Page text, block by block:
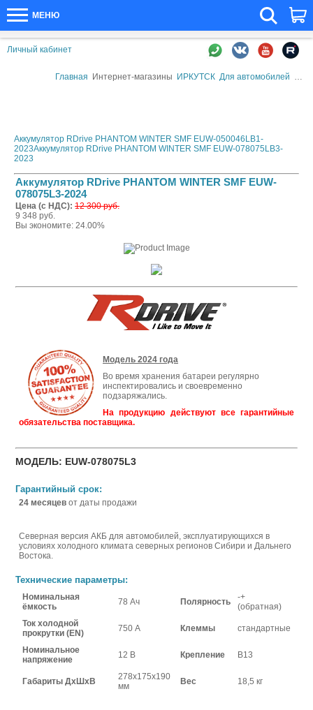
МЕНЮ
Личный кабинет
Главная Интернет-магазины ИРКУТСК Для автомобилей
Аккумулятор RDrive PHANTOM WINTER SMF EUW-050046LB1-
2023Аккумулятор RDrive PHANTOM WINTER SMF EUW-078075LB3-
2023
Аккумулятор RDrive PHANTOM WINTER SMF EUW-
078075L3-2024
Цена (с НДС): 12 300 руб.
9 348 руб.
Вы экономите: 24.00%
Модель 2024 года
Во время хранения батареи регулярно
инспектировались и своевременно
подзаряжались.
На продукцию действуют все гарантийные
обязательства поставщика.
МОДЕЛЬ: EUW-078075L3
Гарантийный срок:
24 месяцев от даты продажи
Северная версия АКБ для автомобилей, эксплуатирующихся в
условиях холодного климата северных регионов Сибири и Дальнего
Востока.
Технические параметры:
Номинальная
ёмкость
78 Ач Полярность
-+
(обратная)
Ток холодной
прокрутки (EN)
750 А Клеммы стандартные
Номинальное
напряжение
12 В Крепление В13
Габариты ДхШхВ
278x175x190
мм
Вес 18,5 кг